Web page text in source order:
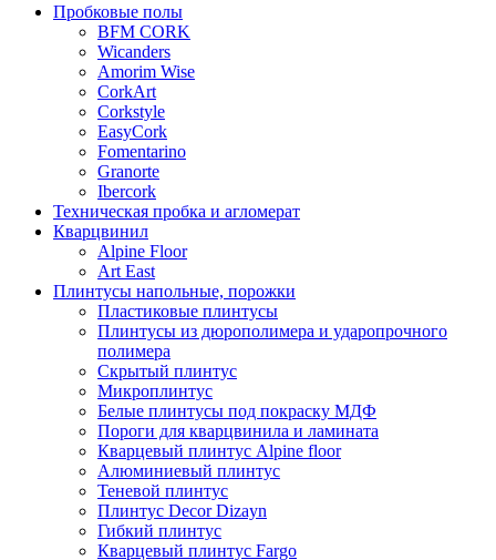
Пробковые полы
BFM CORK
Wicanders
Amorim Wise
CorkArt
Corkstyle
EasyCork
Fomentarino
Granorte
Ibercork
Техническая пробка и агломерат
Кварцвинил
Alpine Floor
Art East
Плинтусы напольные, порожки
Пластиковые плинтусы
Плинтусы из дюрополимера и ударопрочного
полимера
Скрытый плинтус
Микроплинтус
Белые плинтусы под покраску МДФ
Пороги для кварцвинила и ламината
Кварцевый плинтус Alpine floor
Алюминиевый плинтус
Теневой плинтус
Плинтус Decor Dizayn
Гибкий плинтус
Кварцевый плинтус Fargo